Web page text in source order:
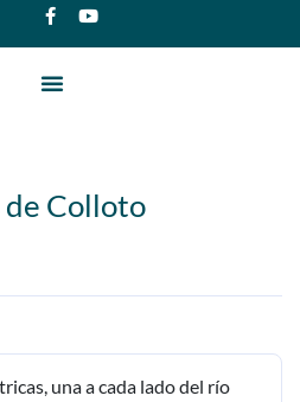
de Colloto
una a cada lado del río